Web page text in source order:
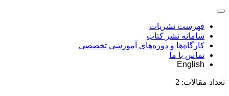
فهرست نشریات
سامانه نشر کتاب
کارگاه‌ها و دوره‌های آموزشی تخصصی
تماس با ما
English
تعداد مقالات: 2